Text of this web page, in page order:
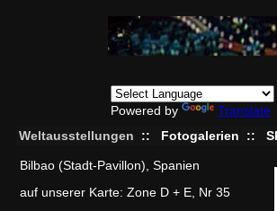
Powered by Translate
Weltausstellungen
:: Fotogalerien ::
Bilbao (Stadt-Pavillon), Spanien
auf unserer Karte: Zone D + E, Nr 35